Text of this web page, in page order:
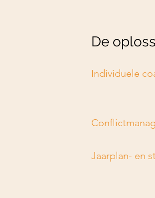
De
Individuele
Jaarplan- en